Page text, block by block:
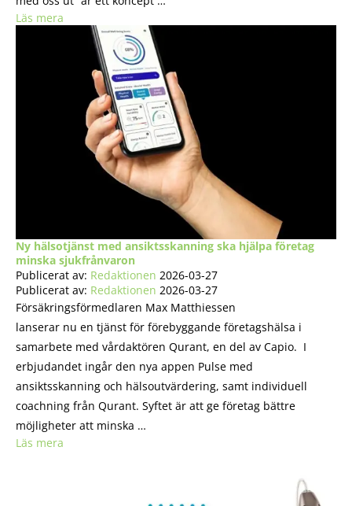
Läs mera
Ny hälsotjänst med ansiktsskanning ska hjälpa företag
minska sjukfrånvaron
Publicerat av: Redaktionen 2026-03-27
Publicerat av: Redaktionen 2026-03-27
Försäkringsförmedlaren Max Matthiessen
lanserar nu en tjänst för förebyggande företagshälsa i
samarbete med vårdaktören Qurant, en del av Capio. I
erbjudandet ingår den nya appen Pulse med
ansiktsskanning och hälsoutvärdering, samt individuell
coachning från Qurant. Syftet är att ge företag bättre
möjligheter att minska …
Läs mera